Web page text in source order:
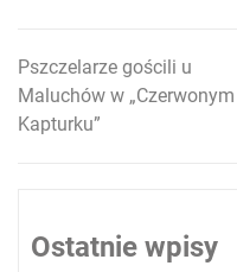
Nawigacja
wpisu
Pszczelarze gościli u
Maluchów w „Czerwonym
Kapturku”
Ostatnie wpisy